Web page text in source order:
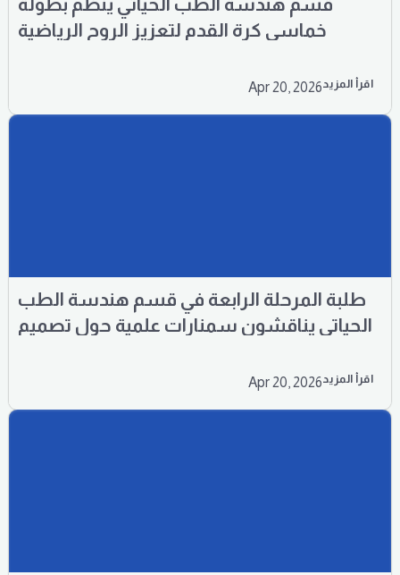
قسم هندسة الطب الحياتي ينظم بطولة
خماسي كرة القدم لتعزيز الروح الرياضية
Apr 20, 2026اقرأ المزيد
طلبة المرحلة الرابعة في قسم هندسة الطب
الحياتي يناقشون سمنارات علمية حول تصميم
Apr 20, 2026اقرأ المزيد